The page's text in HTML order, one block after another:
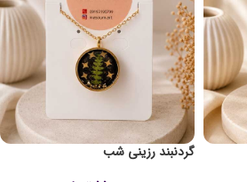
گردنبند رزینی شب